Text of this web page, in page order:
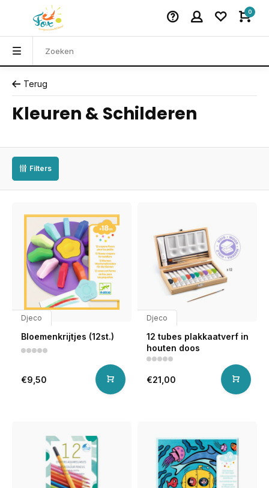
0
Terug
Kleuren & Schilderen
Filters
Djeco
Bloemenkrijtjes (12st.)
€9,50
Djeco
12 tubes plakkaatverf in
houten doos
€21,00